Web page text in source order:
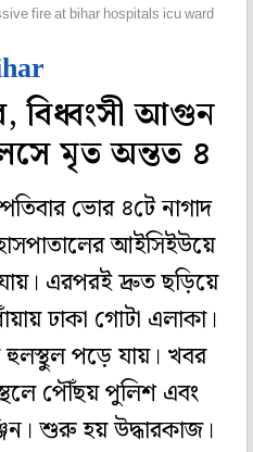
fire at bihar hospitals icu ward
বিধ্বংসী আগুন
মৃত অন্তত ৪
ভোর ৪টে নাগাদ
আইসিইউয়ে
এরপরই দ্রুত ছড়িয়ে
ঢাকা গোটা এলাকা।
হুলস্থুল পড়ে যায়। খবর
পৌঁছয় পুলিশ এবং
শুরু হয় উদ্ধারকাজ।